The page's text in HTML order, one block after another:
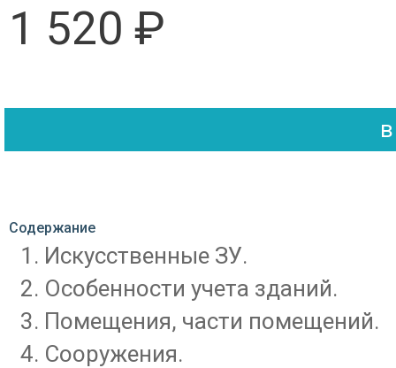
1 520 ₽
Содержание
Искусственные ЗУ.
Особенности учета зданий.
Помещения, части помещений.
Сооружения.